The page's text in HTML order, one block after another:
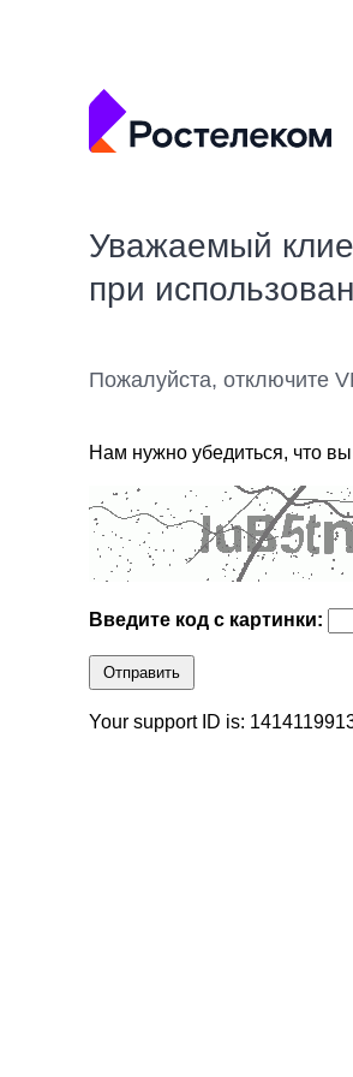
Уважаемый
при
Пожалуйста, отключите
Нам нужно убедиться, что
Введите код с картинки:
Отправить
Your support ID is: